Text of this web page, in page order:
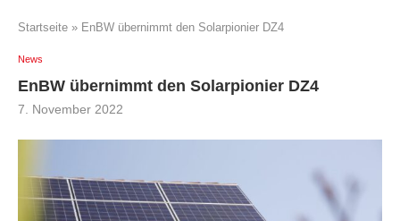
Startseite » EnBW übernimmt den Solarpionier DZ4
News
EnBW übernimmt den Solarpionier DZ4
7. November 2022